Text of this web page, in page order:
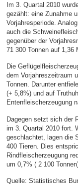
Im 3. Quartal 2010
gezählt: eine Zunahme
Vorjahresperiode.
auch die
gegenüber der
71 300 Tonnen auf 1,36
Die
dem Vorjahreszeitraum
Tonnen. Darunter
(+ 5,8%) und auf
Entenfleischerzeugung
Dagegen setzt sich der
im 3. Quartal 2010 fort.
geschlachtet, lagen die
400 Tieren. Dies
Rindfleischerzeugung
um 0,7% ( 2 100
Quelle: Statistisches